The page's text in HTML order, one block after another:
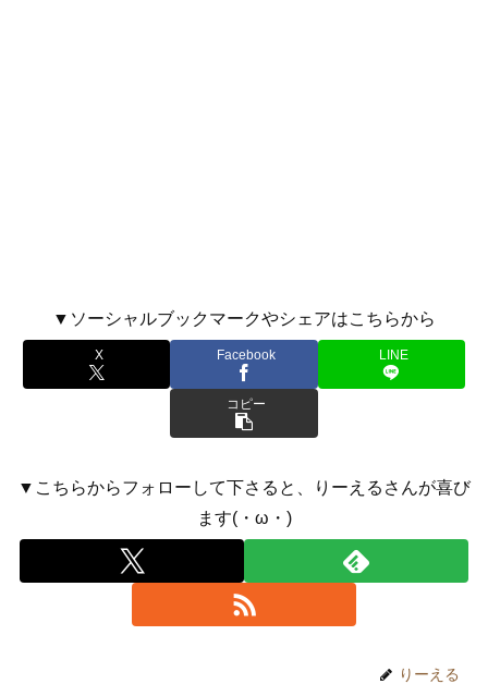
▼ソーシャルブックマークやシェアはこちらから
X Facebook LINE
コピー
▼こちらからフォローして下さると、りーえるさんが喜び
ます(・ω・)
りーえる